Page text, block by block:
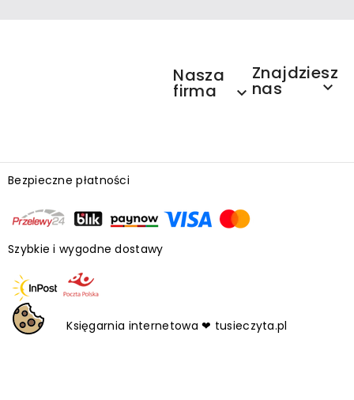
Nasza
firma 
Znajdziesz
nas 
Bezpieczne płatności
Szybkie i wygodne dostawy
Księgarnia internetowa ❤ tusieczyta.pl